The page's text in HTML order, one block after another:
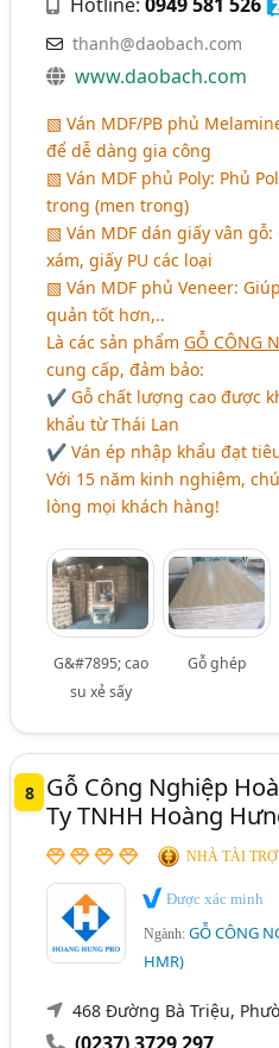
thanh@daobach.com
www.daobach.com
▧ Ván MDF/PB phủ
để dễ dàng gia công
▧ Ván MDF phủ Poly: Phủ
trong (men trong)
▧ Ván MDF dán giấy vân
xám, giấy PU các loại
▧ Ván MDF phủ Veneer:
quản tốt hơn,..
Là các sản phẩmGỖ CÔNG
cung cấp, đảm bảo:
✔ Gỗ chất lượng cao được
khẩu từ Thái Lan
✔ Ván ép nhập khẩu đạt tiêu
Với 15 năm kinh nghiệm,
lòng mọi khách hàng!
G&#7895; cao
su xẻ sấy
Gỗ ghép
8
Gỗ Công Nghiệp
Ty TNHH Hoàng
NHÀ TÀI TRỢ
Được xác minh
Ngành:GỖ CÔNG
HMR)
468 Đường Bà Triệu,